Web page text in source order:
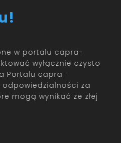
w portalu capra-
wyłącznie czysto
Portalu capra-
za
mogą wynikać ze złej